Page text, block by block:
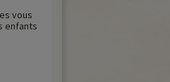
vous
enfants